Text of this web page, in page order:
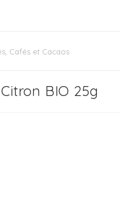
Cafés et Cacaos
BIO 25g